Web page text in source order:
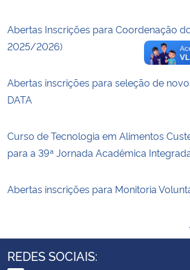
Abertas Inscrições para Coordenação
2025/2026)
Abertas inscrições para seleção de
DATA
Curso de Tecnologia em Alimentos
para a 39ª Jornada Acadêmica
Abertas inscrições para Monitoria
REDES SOCIAIS: